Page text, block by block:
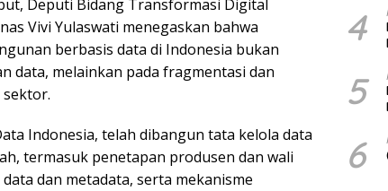
Deputi Bidang Transformasi Digital
Vivi Yulaswati menegaskan bahwa
berbasis data di Indonesia bukan
data, melainkan pada fragmentasi dan
Indonesia, telah dibangun tata kelola data
termasuk penetapan produsen dan wali
dan metadata, serta mekanisme
4
5
6